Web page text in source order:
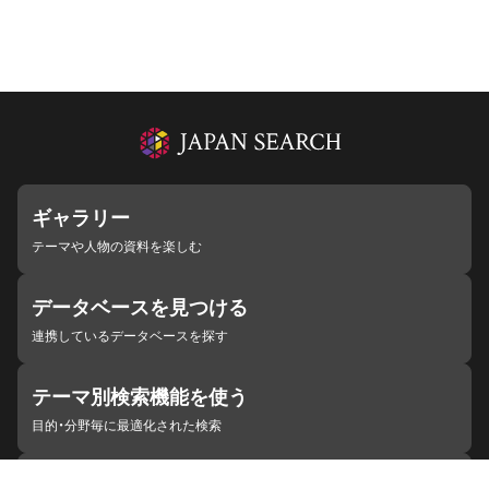
ギャラリー
テーマや人物の資料を楽しむ
データベースを見つける
連携しているデータベースを探す
テーマ別検索機能を使う
目的・分野毎に最適化された検索